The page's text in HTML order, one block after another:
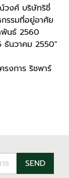
วงศ์ บริษัทริชี่
รรมที่อยู่อาศัย
พันธ์ 2560
ธันวาคม 2550"
รงการ ริชพาร์